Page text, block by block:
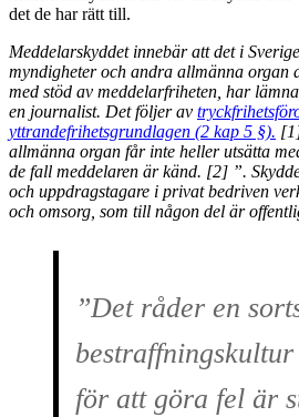
det de har rätt till.
Meddelarskyddet innebär att det i
myndigheter och andra allmänna organ
med stöd av meddelarfriheten, har
en journalist. Det följer av
yttrandefrihetsgrundlagen (2 kap 5 §).
allmänna organ får inte heller utsätta
de fall meddelaren är känd. [2] ”.
och uppdragstagare i privat bedriven
och omsorg, som till någon del är
”Det råder en
för att göra fel är